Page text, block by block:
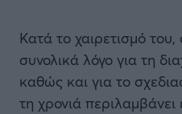
Κατά το χαιρετισμό
συνολικά λόγο για τη
καθώς και για το
τη χρονιά περιλαμβάνει